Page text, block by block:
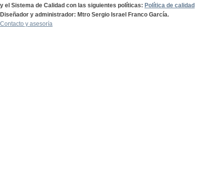
y el Sistema de Calidad con las siguientes políticas: Política de calidad
Diseñador y administrador: Mtro Sergio Israel Franco García.
Contacto y asesoría